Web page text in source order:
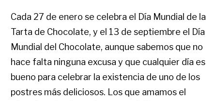
Cada 27 de enero se celebra el Día Mundial de la
Tarta de Chocolate, y el 13 de septiembre el Día
Mundial del Chocolate, aunque sabemos que no
hace falta ninguna excusa y que cualquier día es
bueno para celebrar la existencia de uno de los
postres más deliciosos. Los que amamos el